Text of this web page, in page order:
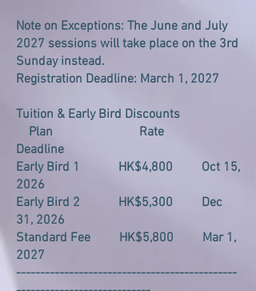
Note on Exceptions: The June and July
2027 sessions will take place on the 3rd
Sunday instead.
Registration Deadline: March 1, 2027
Tuition & Early Bird Discounts
Plan Rate
Deadline
Early Bird 1 HK$4,800 Oct 15,
2026
Early Bird 2 HK$5,300 Dec
31, 2026
Standard Fee HK$5,800 Mar 1,
2027
----------------------------------------------